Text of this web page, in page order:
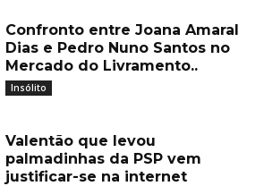
Confronto entre Joana Amaral
Dias e Pedro Nuno Santos no
Mercado do Livramento..
Insólito
Valentão que levou
palmadinhas da PSP vem
justificar-se na internet